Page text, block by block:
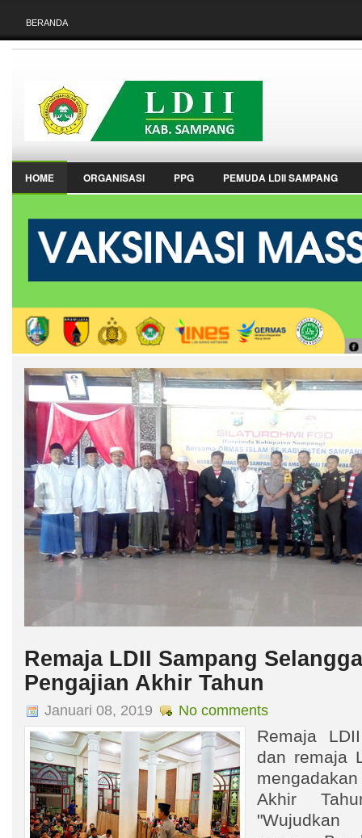
BERANDA
HOME ORGANISASI PPG PEMUDA LDII SAMPANG
Pemkab Sampang Undang LDII dalam FGD FORKOPIMDA
Ketua DPD LDII Kab. Sampang H. Sartono bersama 10 perangkat
Diskusi ( FGD ) FORKOPIMDA bersama ormas Agama Islam dalam
Sampang yang aman dan damai tanpa hoax pasca PSU Kab. Sampang
Remaja LDII Sampang
Pengajian Akhir Tahun
Januari 08, 2019 No comments
Remaja
dan remaja
Akhir
"Wujudkan